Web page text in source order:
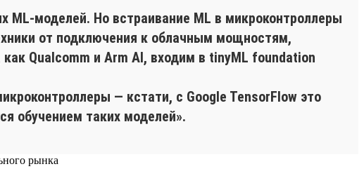
моделей. Но встраивание ML в микроконтроллеры
от подключения к облачным мощностям,
Qualcomm и Arm AI, входим в tinyML foundation
— кстати, с Google TensorFlow это
обучением таких моделей».